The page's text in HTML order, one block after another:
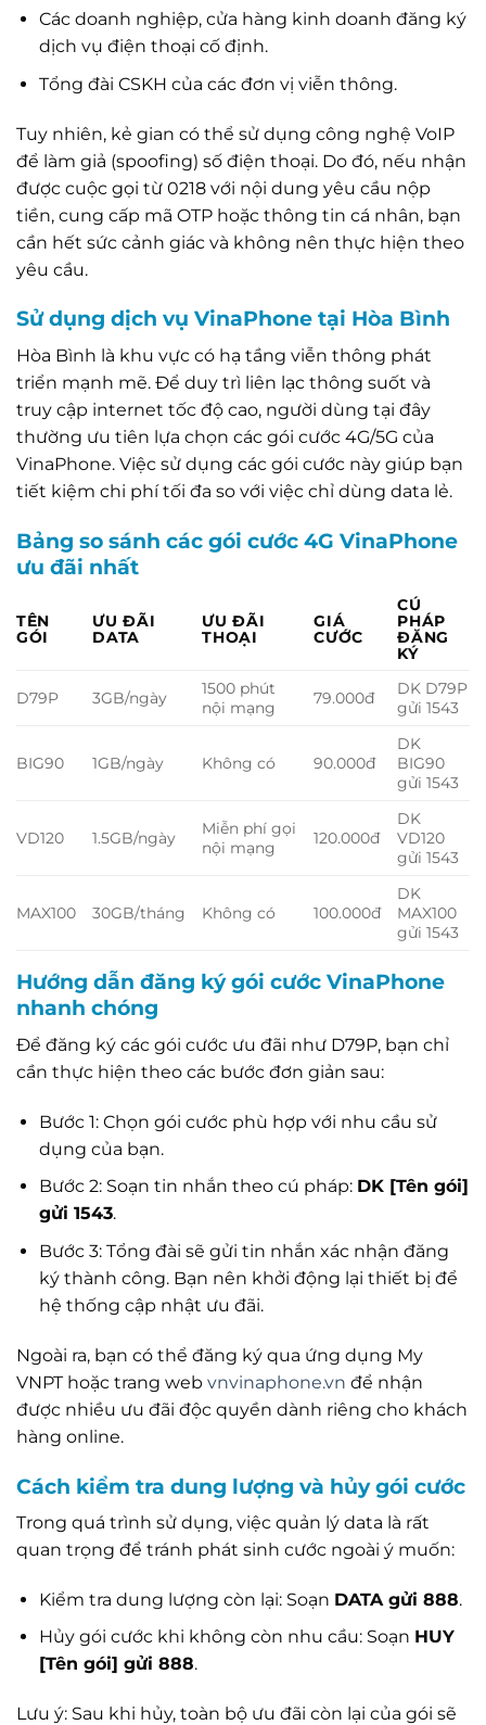
Các doanh nghiệp, cửa hàng kinh doanh đăng ký
dịch vụ điện thoại cố định.
Tổng đài CSKH của các đơn vị viễn thông.
Tuy nhiên, kẻ gian có thể sử dụng công nghệ VoIP
để làm giả (spoofing) số điện thoại. Do đó, nếu nhận
được cuộc gọi từ 0218 với nội dung yêu cầu nộp
tiền, cung cấp mã OTP hoặc thông tin cá nhân, bạn
cần hết sức cảnh giác và không nên thực hiện theo
yêu cầu.
Sử dụng dịch vụ VinaPhone tại Hòa Bình
Hòa Bình là khu vực có hạ tầng viễn thông phát
triển mạnh mẽ. Để duy trì liên lạc thông suốt và
truy cập internet tốc độ cao, người dùng tại đây
thường ưu tiên lựa chọn các gói cước 4G/5G của
VinaPhone. Việc sử dụng các gói cước này giúp bạn
tiết kiệm chi phí tối đa so với việc chỉ dùng data lẻ.
Bảng so sánh các gói cước 4G VinaPhone
ưu đãi nhất
TÊN
GÓI
ƯU ĐÃI
DATA
ƯU ĐÃI
THOẠI
GIÁ
CƯỚC
CÚ
PHÁP
ĐĂNG
KÝ
D79P 3GB/ngày
1500 phút
nội mạng
79.000đ
DK D79P
gửi 1543
BIG90 1GB/ngày Không có 90.000đ
DK
BIG90
gửi 1543
VD120 1.5GB/ngày
Miễn phí gọi
nội mạng
120.000đ
DK
VD120
gửi 1543
MAX100 30GB/tháng Không có 100.000đ
DK
MAX100
gửi 1543
Hướng dẫn đăng ký gói cước VinaPhone
nhanh chóng
Để đăng ký các gói cước ưu đãi như D79P, bạn chỉ
cần thực hiện theo các bước đơn giản sau:
Bước 1: Chọn gói cước phù hợp với nhu cầu sử
dụng của bạn.
Bước 2: Soạn tin nhắn theo cú pháp: DK [Tên gói]
gửi 1543.
Bước 3: Tổng đài sẽ gửi tin nhắn xác nhận đăng
ký thành công. Bạn nên khởi động lại thiết bị để
hệ thống cập nhật ưu đãi.
Ngoài ra, bạn có thể đăng ký qua ứng dụng My
VNPT hoặc trang web vnvinaphone.vn để nhận
được nhiều ưu đãi độc quyền dành riêng cho khách
hàng online.
Cách kiểm tra dung lượng và hủy gói cước
Trong quá trình sử dụng, việc quản lý data là rất
quan trọng để tránh phát sinh cước ngoài ý muốn:
Kiểm tra dung lượng còn lại: Soạn DATA gửi 888.
Hủy gói cước khi không còn nhu cầu: Soạn HUY
[Tên gói] gửi 888.
Lưu ý: Sau khi hủy, toàn bộ ưu đãi còn lại của gói sẽ